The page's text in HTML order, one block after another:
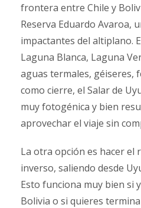
frontera entre Chile y
Reserva Eduardo Avaroa,
impactantes del altiplano.
Laguna Blanca, Laguna
aguas termales, géiseres,
como cierre, el Salar de
muy fotogénica y bien
aprovechar el viaje sin
La otra opción es hacer el
inverso, saliendo desde
Esto funciona muy bien si
Bolivia o si quieres